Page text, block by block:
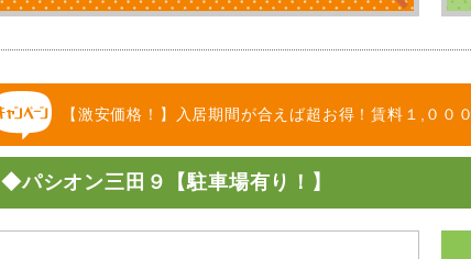
【激安価格！】入居期間が合えば超お得！賃料１,００
◆パシオン三田９【駐車場有り！】